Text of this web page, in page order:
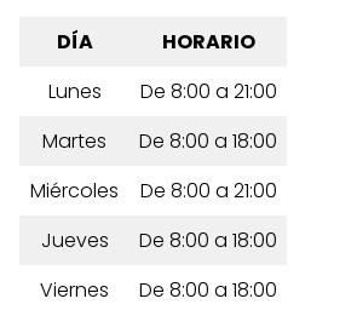
DÍA
HORARIO
Lunes
De 8:00 a 21:00
Martes
De 8:00 a 18:00
Miércoles
De 8:00 a 21:00
Jueves
De 8:00 a 18:00
Viernes
De 8:00 a 18:00